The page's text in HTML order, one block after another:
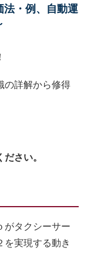
法・例、自動運
の詳解から修得
さい。
がタクシーサー
を実現する動き